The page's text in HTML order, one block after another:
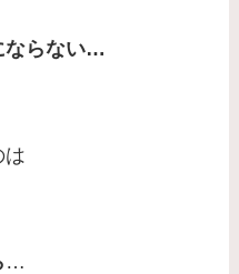
ならない…
は
…